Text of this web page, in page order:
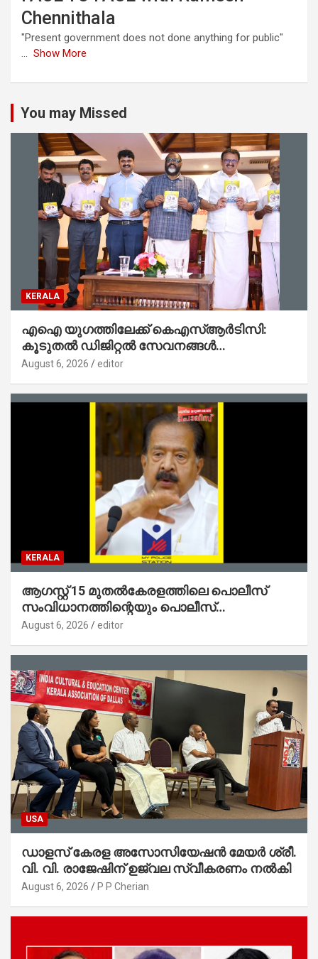
Chennithala
"Present government does not done anything for public"
... Show More
You may Missed
KERALA
എഐ യുഗത്തിലേക്ക് കെഎസ്ആർടിസി:
കൂടുതൽ ഡിജിറ്റൽ സേവനങ്ങൾ
ജനങ്ങളിലേക്കെത്തിക്കും – മന്ത്രി സി പി
August 6, 2026 editor
KERALA
ആഗസ്റ്റ് 15 മുതല്‍കേരളത്തിലെ പൊലീസ്
സംവിധാനത്തിന്റെയും പൊലീസ്
സ്റ്റേഷനുകളുടെയും മുഖഛായ മാറുകയാണ് :
August 6, 2026 editor
USA
ഡാളസ് കേരള അസോസിയേഷൻ മേയർ ശ്രീ.
വി. വി. രാജേഷിന് ഉജ്വല സ്വീകരണം നൽകി
August 6, 2026 P P Cherian